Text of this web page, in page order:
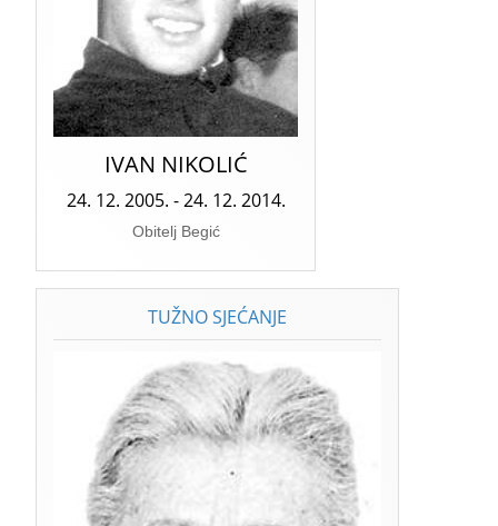
IVAN NIKOLIĆ
24. 12. 2005. - 24. 12. 2014.
Obitelj Begić
TUŽNO SJEĆANJE